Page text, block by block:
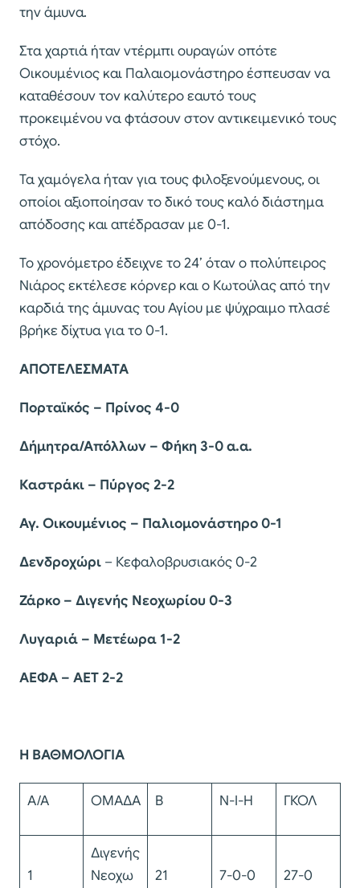
την άμυνα.
Στα χαρτιά ήταν ντέρμπι ουραγών οπότε
Οικουμένιος και Παλαιομονάστηρο έσπευσαν να
καταθέσουν τον καλύτερο εαυτό τους
προκειμένου να φτάσουν στον αντικειμενικό τους
στόχο.
Τα χαμόγελα ήταν για τους φιλοξενούμενους, οι
οποίοι αξιοποίησαν το δικό τους καλό διάστημα
απόδοσης και απέδρασαν με 0-1.
Το χρονόμετρο έδειχνε το 24’ όταν ο πολύπειρος
Νιάρος εκτέλεσε κόρνερ και ο Κωτούλας από την
καρδιά της άμυνας του Αγίου με ψύχραιμο πλασέ
βρήκε δίχτυα για το 0-1.
ΑΠΟΤΕΛΕΣΜΑΤΑ
Πορταϊκός – Πρίνος 4-0
Δήμητρα/Απόλλων – Φήκη 3-0 α.α.
Καστράκι – Πύργος 2-2
Αγ. Οικουμένιος – Παλιομονάστηρο 0-1
Δενδροχώρι – Κεφαλοβρυσιακός 0-2
Ζάρκο – Διγενής Νεοχωρίου 0-3
Λυγαριά – Μετέωρα 1-2
ΑΕΦΑ – ΑΕΤ 2-2
Η ΒΑΘΜΟΛΟΓΙΑ
Α/Α ΟΜΑΔΑ Β Ν-Ι-Η ΓΚΟΛ
1
Διγενής
Νεοχω
21 7-0-0 27-0